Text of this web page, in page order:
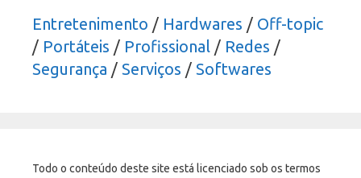
Entretenimento / Hardwares / Off-topic
/ Portáteis / Profissional / Redes /
Segurança / Serviços / Softwares
Todo o conteúdo deste site está licenciado sob os termos